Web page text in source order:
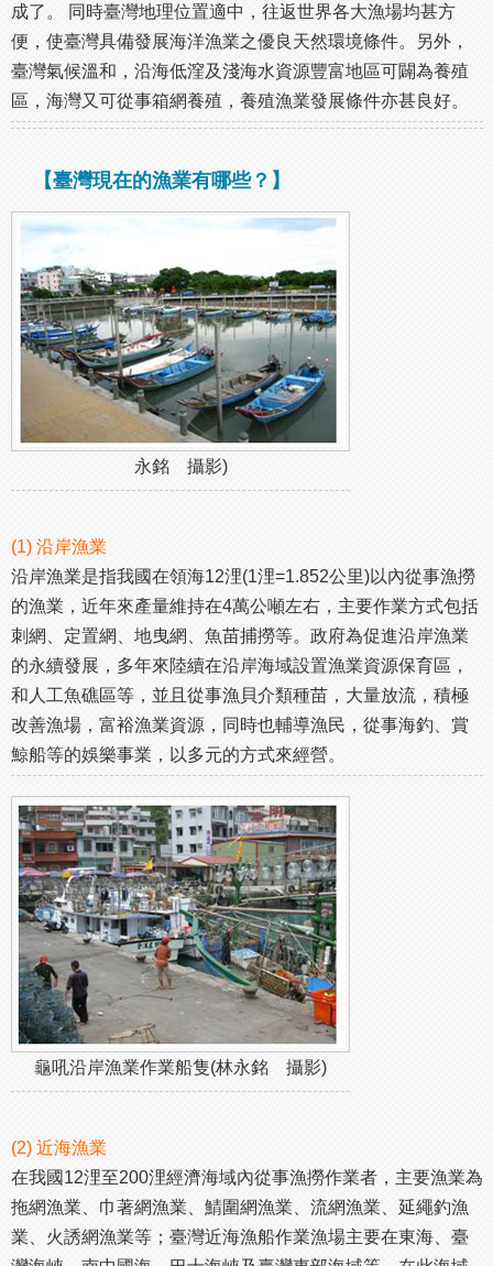
成了。 同時臺灣地理位置適中，往返世界各大漁場均甚方
便，使臺灣具備發展海洋漁業之優良天然環境條件。另外，
臺灣氣候溫和，沿海低漥及淺海水資源豐富地區可闢為養殖
區，海灣又可從事箱網養殖，養殖漁業發展條件亦甚良好。
【臺灣現在的漁業有哪些？】
永銘 攝影)
(1) 沿岸漁業
沿岸漁業是指我國在領海12浬(1浬=1.852公里)以內從事漁撈
的漁業，近年來產量維持在4萬公噸左右，主要作業方式包括
刺網、定置網、地曳網、魚苗捕撈等。政府為促進沿岸漁業
的永續發展，多年來陸續在沿岸海域設置漁業資源保育區，
和人工魚礁區等，並且從事漁貝介類種苗，大量放流，積極
改善漁場，富裕漁業資源，同時也輔導漁民，從事海釣、賞
鯨船等的娛樂事業，以多元的方式來經營。
龜吼沿岸漁業作業船隻(林永銘 攝影)
(2) 近海漁業
在我國12浬至200浬經濟海域內從事漁撈作業者，主要漁業為
拖網漁業、巾著網漁業、鯖圍網漁業、流網漁業、延繩釣漁
業、火誘網漁業等；臺灣近海漁船作業漁場主要在東海、臺